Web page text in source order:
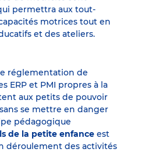
permettra aux tout-
motrices tout en
et des ateliers.
réglementation de
ERP et PMI propres à la
aux petits de pouvoir
se mettre en danger
pédagogique
de la petite enfance est
déroulement des activités